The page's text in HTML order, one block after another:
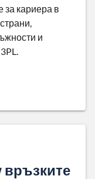
за кариера в
и